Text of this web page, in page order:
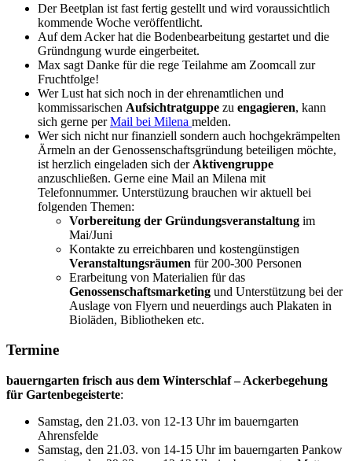
Der Beetplan ist fast fertig gestellt und wird voraussichtlich
kommende Woche veröffentlicht.
Auf dem Acker hat die Bodenbearbeitung gestartet und die
Gründngung wurde eingerbeitet.
Max sagt Danke für die rege Teilahme am Zoomcall zur
Fruchtfolge!
Wer Lust hat sich noch in der ehrenamtlichen und
kommissarischen Aufsichtratguppe zu engagieren, kann
sich gerne perMail bei Milena melden.
Wer sich nicht nur finanziell sondern auch hochgekrämpelten
Ärmeln an der Genossenschaftsgründung beteiligen möchte,
ist herzlich eingeladen sich der Aktivengruppe
anzuschließen. Gerne eine Mail an Milena mit
Telefonnummer. Unterstüzung brauchen wir aktuell bei
folgenden Themen:
Vorbereitung der Gründungsveranstaltung im
Mai/Juni
Kontakte zu erreichbaren und kostengünstigen
Veranstaltungsräumen für 200-300 Personen
Erarbeitung von Materialien für das
Genossenschaftsmarketing und Unterstützung bei der
Auslage von Flyern und neuerdings auch Plakaten in
Bioläden, Bibliotheken etc.
Termine
bauerngarten frisch aus dem Winterschlaf – Ackerbegehung
für Gartenbegeisterte:
Samstag, den 21.03. von 12-13 Uhr im bauerngarten
Ahrensfelde
Samstag, den 21.03. von 14-15 Uhr im bauerngarten Pankow